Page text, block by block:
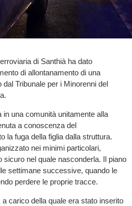
di Santhià ha dato
di allontanamento di una
Tribunale per i Minorenni del
in una comunità unitamente alla
a conoscenza del
la fuga della figlia dalla struttura.
nei minimi particolari,
sicuro nel quale nasconderla. Il piano
settimane successive, quando le
perdere le proprie tracce.
carico della quale era stato inserito